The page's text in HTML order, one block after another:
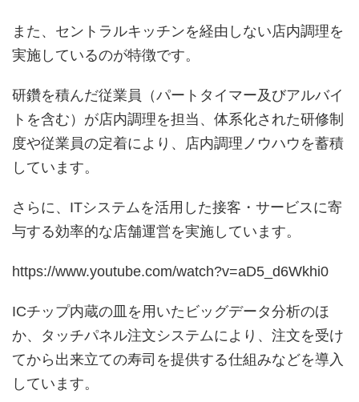
また、セントラルキッチンを経由しない店内調理を
実施しているのが特徴です。
研鑽を積んだ従業員（パートタイマー及びアルバイ
トを含む）が店内調理を担当、体系化された研修制
度や従業員の定着により、店内調理ノウハウを蓄積
しています。
さらに、ITシステムを活用した接客・サービスに寄
与する効率的な店舗運営を実施しています。
https://www.youtube.com/watch?v=aD5_d6Wkhi0
ICチップ内蔵の皿を用いたビッグデータ分析のほ
か、タッチパネル注文システムにより、注文を受け
てから出来立ての寿司を提供する仕組みなどを導入
しています。